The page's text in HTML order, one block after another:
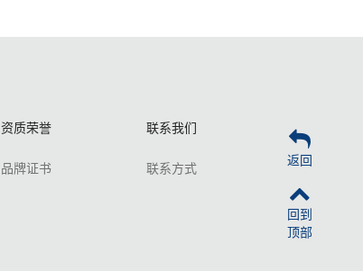
资质荣誉
品牌证书
联系我们
联系方式
返回
回到
顶部